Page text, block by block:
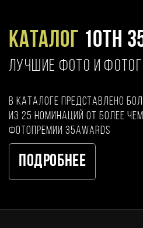
Каталог 10TH
ЛУЧШИЕ ФОТО И
В каталоге представлено
из 25 номинаций от более
фотопремии 35AWARDS
Подробнее